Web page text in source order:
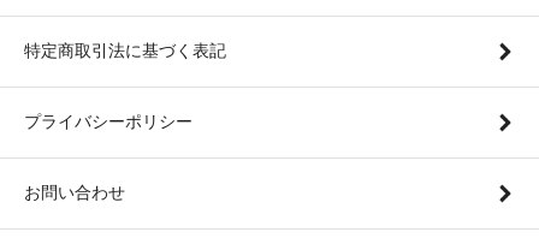
特定商取引法に基づく表記
プライバシーポリシー
お問い合わせ